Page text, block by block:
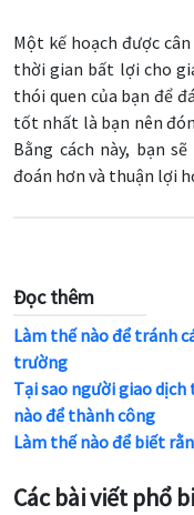
Một kế hoạch được
thời gian bất lợi cho
thói quen của bạn để
tốt nhất là bạn nên
Bằng cách này, bạn
đoán hơn và thuận lợi
Đọc thêm
Làm thế nào để tránh
trường
Tại sao người giao
nào để thành công
Làm thế nào để biết
Các bài viết phổ